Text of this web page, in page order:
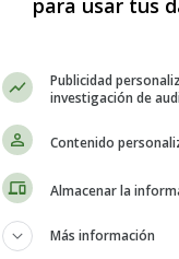
en el brazo o la
una fractura, pero
para usar tus
Publicidad
investigación de
Contenido
Almacenar la
Más información